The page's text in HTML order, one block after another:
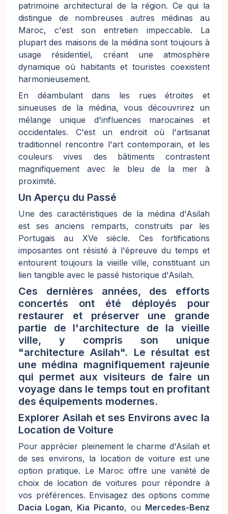
patrimoine architectural de la région. Ce qui la
distingue de nombreuses autres médinas au
Maroc, c'est son entretien impeccable. La
plupart des maisons de la médina sont toujours à
usage résidentiel, créant une atmosphère
dynamique où habitants et touristes coexistent
harmonieusement.
En déambulant dans les rues étroites et
sinueuses de la médina, vous découvrirez un
mélange unique d'influences marocaines et
occidentales. C'est un endroit où l'artisanat
traditionnel rencontre l'art contemporain, et les
couleurs vives des bâtiments contrastent
magnifiquement avec le bleu de la mer à
proximité.
Un Aperçu du Passé
Une des caractéristiques de la médina d'Asilah
est ses anciens remparts, construits par les
Portugais au XVe siècle. Ces fortifications
imposantes ont résisté à l'épreuve du temps et
entourent toujours la vieille ville, constituant un
lien tangible avec le passé historique d'Asilah.
Ces dernières années, des efforts
concertés ont été déployés pour
restaurer et préserver une grande
partie de l'architecture de la vieille
ville, y compris son unique
"architecture Asilah". Le résultat est
une médina magnifiquement rajeunie
qui permet aux visiteurs de faire un
voyage dans le temps tout en profitant
des équipements modernes.
Explorer Asilah et ses Environs avec la
Location de Voiture
Pour apprécier pleinement le charme d'Asilah et
de ses environs, la location de voiture est une
option pratique. Le Maroc offre une variété de
choix de location de voitures pour répondre à
vos préférences. Envisagez des options comme
Dacia Logan, Kia Picanto, ou Mercedes-Benz